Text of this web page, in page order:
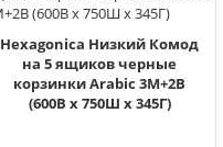
Hexagonica Низкий Комод
на 5 ящиков черные
корзинки Arabic 3М+2В
(600В х 750Ш х 345Г)